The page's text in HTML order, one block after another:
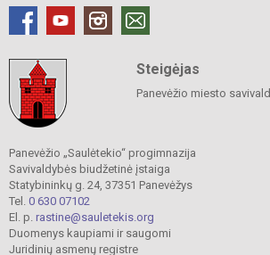
Steigėjas
Panevėžio miesto
Panevėžio „Saulėtekio“ progimnazija
Savivaldybės biudžetinė įstaiga
Statybininkų g. 24, 37351 Panevėžys
Tel. 0 630 07102
El. p. rastine@sauletekis.org
Duomenys kaupiami ir saugomi
Juridinių asmenų registre